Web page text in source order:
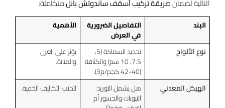
التالية لضمانطريقة تركيب أسقف ساندوتش بانلمتكاملة:
البند التفاصيل الضرورية
في العرض
الأهمية
نوع الألواح تحديد السماكة (5،
7.5، 10 سم) والكثافة
(40-42 كجم/م3).
يؤثر على العزل
والمتانة.
الهيكل المعدني هل يشمل التوريد
التيوبات والجسور أم
لتجنب التكاليف الخفية.